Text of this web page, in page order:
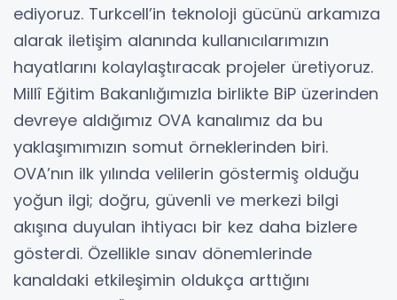
ediyoruz. Turkcell’in teknoloji gücünü arkamıza
alarak iletişim alanında kullanıcılarımızın
hayatlarını kolaylaştıracak projeler üretiyoruz.
Millî Eğitim Bakanlığımızla birlikte BiP üzerinden
devreye aldığımız OVA kanalımız da bu
yaklaşımımızın somut örneklerinden biri.
OVA’nın ilk yılında velilerin göstermiş olduğu
yoğun ilgi; doğru, güvenli ve merkezi bilgi
akışına duyulan ihtiyacı bir kez daha bizlere
gösterdi. Özellikle sınav dönemlerinde
kanaldaki etkileşimin oldukça arttığını